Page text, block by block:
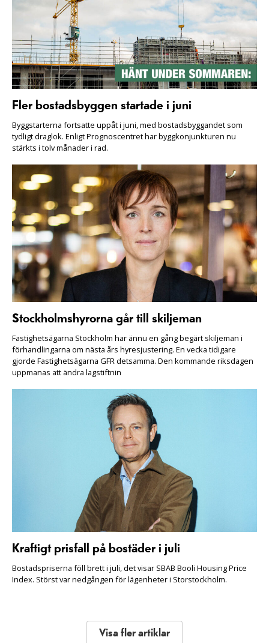
Fler bostadsbyggen startade i juni
Byggstarterna fortsatte uppåt i juni, med bostadsbyggandet som
tydligt draglok. Enligt Prognoscentret har byggkonjunkturen nu
stärkts i tolv månader i rad.
Stockholmshyrorna går till skiljeman
Fastighetsägarna Stockholm har ännu en gång begärt skiljeman i
förhandlingarna om nästa års hyresjustering. En vecka tidigare
gjorde Fastighetsägarna GFR detsamma. Den kommande riksdagen
uppmanas att ändra lagstiftnin
Kraftigt prisfall på bostäder i juli
Bostadspriserna föll brett i juli, det visar SBAB Booli Housing Price
Index. Störst var nedgången för lägenheter i Storstockholm.
Visa fler artiklar